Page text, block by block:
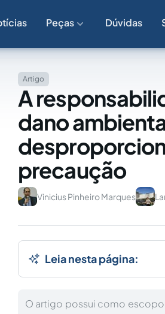
Peças Dúvidas
Artigo
A
dano
precaução
Vinicius Pinheiro Marques
Leia nesta página:
O artigo possui como